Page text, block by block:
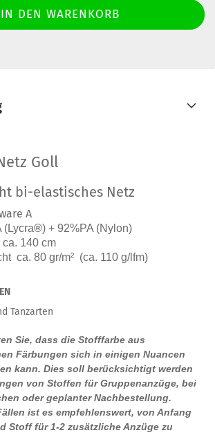
Goll
bi-elastisches Netz
A
(Lycra®) + 92%PA (Nylon)
ca. 140 cm
ca. 80 gr/m² (ca. 110 g/lfm)
Tanzarten
Sie, dass die Stofffarbe aus
Färbungen sich in einigen Nuancen
kann. Dies soll berücksichtigt werden
von Stoffen für Gruppenanzüge, bei
oder geplanter Nachbestellung.
ist es empfehlenswert, von Anfang
Stoff für 1-2 zusätzliche Anzüge zu